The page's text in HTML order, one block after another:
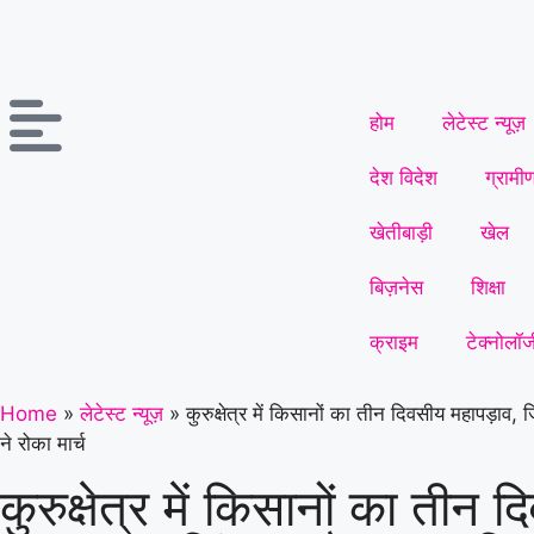
होम लेटेस्ट न्यूज़
देश विदेश
खेतीबाड़ी खेल
बिज़नेस शिक्षा
क्राइम
Home » लेटेस्ट न्यूज़ » कुरुक्षेत्र में किसानों का तीन दिवसीय
ने रोका मार्च
कुरुक्षेत्र में किसानों का तीन